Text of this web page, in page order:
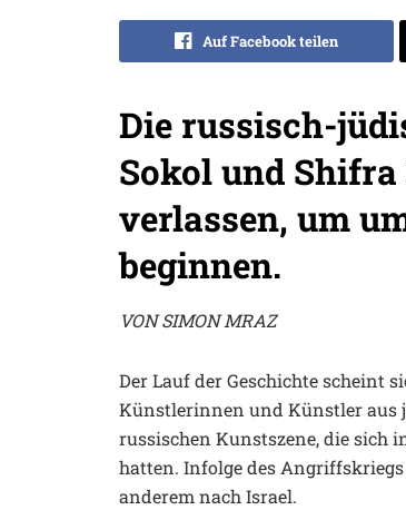
Auf Facebook teilen
Die russisch-
Sokol und
verlassen, um
beginnen.
VON SIMON MRAZ
Der Lauf der Geschichte scheint
Künstlerinnen und Künstler aus
russischen Kunstszene, die sich
hatten. Infolge des
anderem nach Israel.